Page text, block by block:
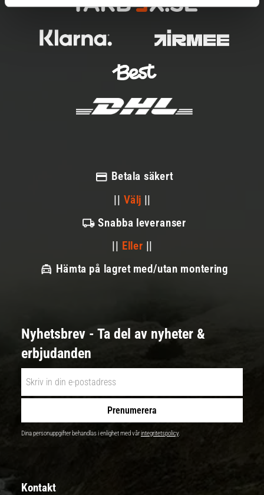
Betala säkert
|| Välj ||
Snabba leveranser
|| Eller ||
Hämta på lagret med/utan montering
Nyhetsbrev - Ta del av nyheter &
erbjudanden
Prenumerera
Dina personuppgifter behandlas i enlighet med vårintegritetspolicy.
Kontakt